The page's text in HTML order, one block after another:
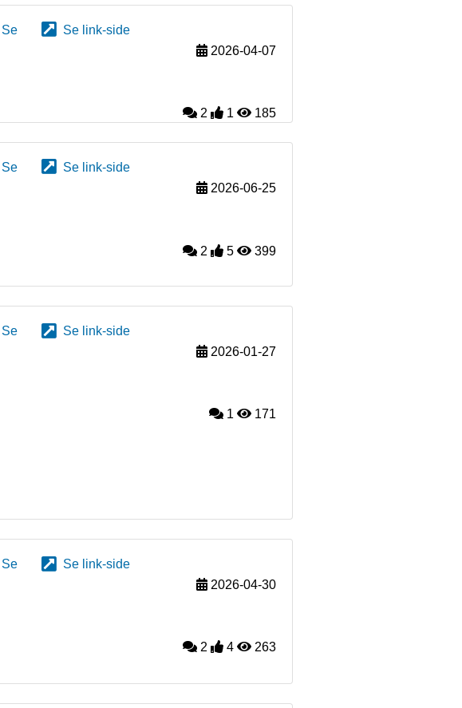
Se
Se link-side
2026-04-07
2 1 185
Se
Se link-side
2026-06-25
2 5 399
Se
Se link-side
2026-01-27
1 171
Se
Se link-side
2026-04-30
2 4 263